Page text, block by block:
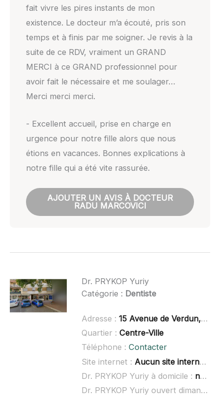
fait vivre les pires instants de mon
existence. Le docteur m’a écouté, pris son
temps et à finis par me soigner. Je revis à la
suite de ce RDV, vraiment un GRAND
MERCI à ce GRAND professionnel pour
avoir fait le nécessaire et me soulager…
Merci merci merci.
- Excellent accueil, prise en charge en
urgence pour notre fille alors que nous
étions en vacances. Bonnes explications à
notre fille qui a été vite rassurée.
AJOUTER UN AVIS À DOCTEUR
RADU MARCOVICI
Dr. PRYKOP Yuriy
Catégorie : Dentiste
Adresse : 15 Avenue de Verdun, 73100 Aix-les-Bains
Quartier : Centre-Ville
Téléphone : Contacter
Site internet : Aucun site internet connu
Dr. PRYKOP Yuriy à domicile : non renseigné
Dr. PRYKOP Yuriy ouvert dimanche :